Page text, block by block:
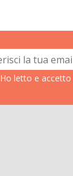
Ho letto e accetto